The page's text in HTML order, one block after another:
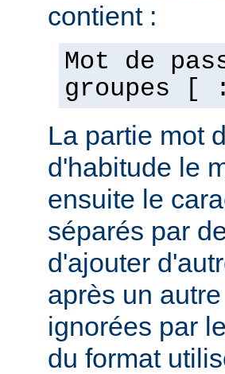
contient :
Mot de
groupes
La partie mot
d'habitude le
ensuite le
séparés par
d'ajouter
après un
ignorées par
du format